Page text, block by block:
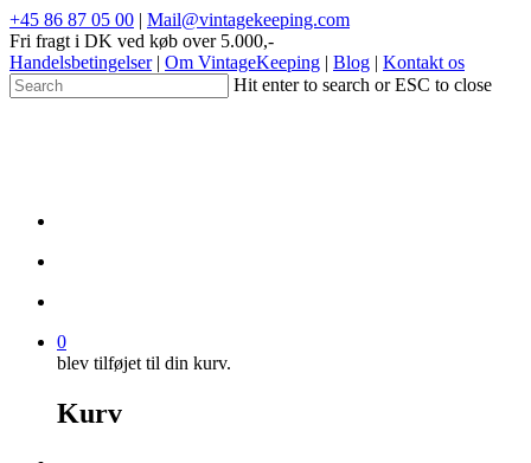
+45 86 87 05 00 | Mail@vintagekeeping.com
Fri fragt i DK ved køb over 5.000,-
Handelsbetingelser| Om VintageKeeping | Blog | Kontakt os
Hit enter to search or ESC to close
0
blev tilføjet til din kurv.
Kurv